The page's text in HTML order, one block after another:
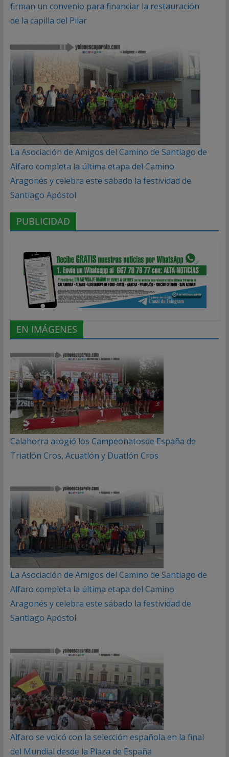
firman un convenio para financiar la restauración
de la capilla del Pilar
La Asociación de Amigos del Camino de Santiago de
Alfaro completa la última etapa del Camino
Aragonés y celebra este sábado la festividad de
Santiago Apóstol
PUBLICIDAD
EN IMÁGENES
Calahorra acogió los Campeonatosde España de
Triatlón Cros, Acuatlón y Duatlón Cros
La Asociación de Amigos del Camino de Santiago de
Alfaro completa la última etapa del Camino
Aragonés y celebra este sábado la festividad de
Santiago Apóstol
Alfaro se volcó con la selección española en la final
del Mundial desde la Plaza de España